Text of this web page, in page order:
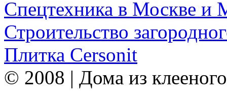
Спецтехника в Москве и
Строительство
Плитка Cersonit
© 2008 | Дома из